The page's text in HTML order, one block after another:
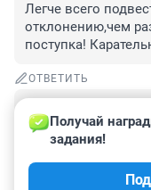
Легче всего
отклонению,чем
поступка!
ОТВЕТИТЬ
12 мая 2023, 13:16
судя по описанию,
поговорить нужно,
Получай
задания!